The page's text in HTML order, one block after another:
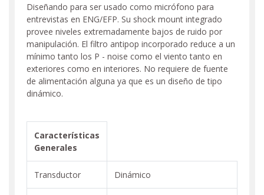
Diseñando para ser usado como micrófono para
entrevistas en ENG/EFP. Su shock mount integrado
provee niveles extremadamente bajos de ruido por
manipulación. El filtro antipop incorporado reduce a un
mínimo tanto los P - noise como el viento tanto en
exteriores como en interiores. No requiere de fuente
de alimentación alguna ya que es un diseño de tipo
dinámico.
Características
Generales
Transductor Dinámico